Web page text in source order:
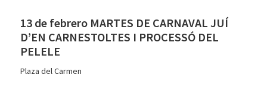
13 de febrero MARTES DE CARNAVAL JUÍ
D’EN CARNESTOLTES I PROCESSÓ DEL
PELELE
Plaza del Carmen